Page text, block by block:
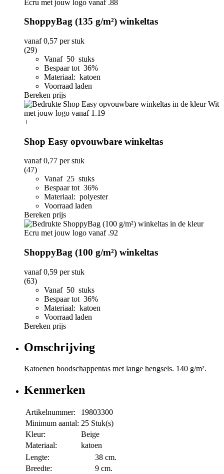
ShoppyBag (135 g/m²) winkeltas
vanaf0,57 per stuk
(29)
Vanaf 50 stuks
Bespaar tot 36%
Materiaal: katoen
Voorraad laden
Bereken prijs
+
Shop Easy opvouwbare winkeltas
vanaf0,77 per stuk
(47)
Vanaf 25 stuks
Bespaar tot 36%
Materiaal: polyester
Voorraad laden
Bereken prijs
ShoppyBag (100 g/m²) winkeltas
vanaf0,59 per stuk
(63)
Vanaf 50 stuks
Bespaar tot 36%
Materiaal: katoen
Voorraad laden
Bereken prijs
Omschrijving
Katoenen boodschappentas met lange hengsels. 140 g/m².
Kenmerken
Artikelnummer:
19803300
Minimum aantal: 25 Stuk(s)
Kleur:
Beige
Materiaal:
katoen
Lengte:
38 cm.
Breedte:
9 cm.